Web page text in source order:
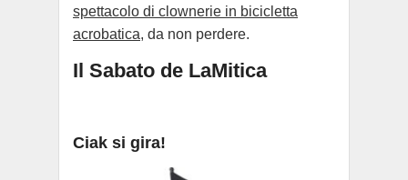
spettacolo di clownerie in bicicletta
acrobatica, da non perdere.
Il Sabato de LaMitica
Ciak si gira!